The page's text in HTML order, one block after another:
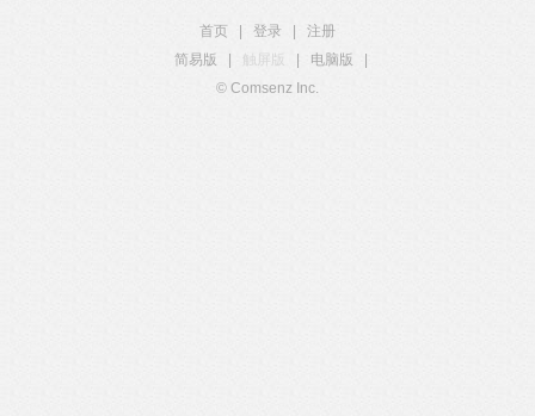
首页 登录
注册
简易版
触屏版 电脑版
© Comsenz Inc.